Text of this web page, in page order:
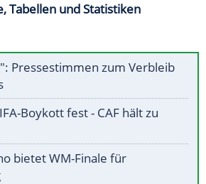
Tabellen und Statistiken
Pressestimmen zum Verbleib
Boykott fest - CAF hält zu
bietet WM-Finale für